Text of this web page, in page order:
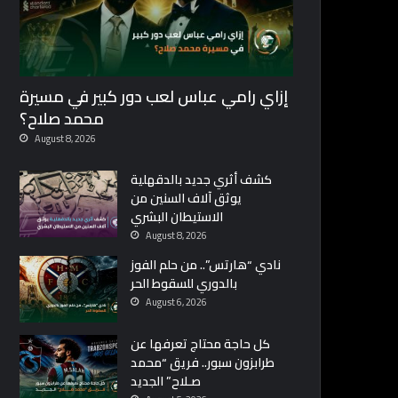
إزاي رامي عباس لعب دور كبير في مسيرة
محمد صلاح؟
August 8, 2026
كشف أثري جديد بالدقهلية
يوثق آلاف السنين من
الاستيطان البشري
August 8, 2026
نادي “هارتس”.. من حلم الفوز
بالدوري للسقوط الحر
August 6, 2026
كل حاجة محتاج تعرفها عن
طرابزون سبور.. فريق “محمد
صـلاح” الجديد